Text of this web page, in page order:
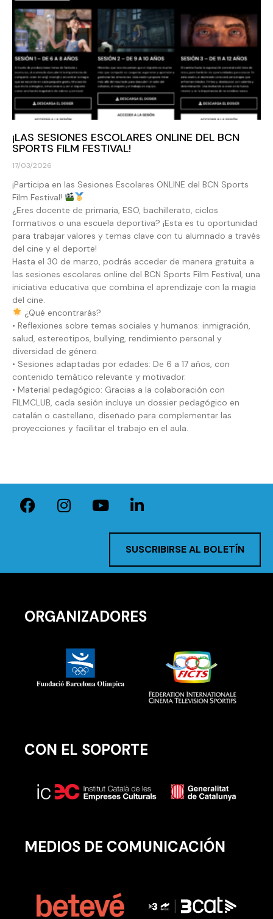
¡LAS SESIONES ESCOLARES ONLINE DEL BCN
SPORTS FILM FESTIVAL!
17/03/2026
¡Participa en las Sesiones Escolares ONLINE del BCN Sports
Film Festival!
¿Eres docente de primaria, ESO, bachillerato, ciclos
formativos o una escuela deportiva? ¡Esta es tu oportunidad
para trabajar valores y temas clave con tu alumnado a través
del cine y el deporte!
Hasta el 30 de marzo, podrás acceder de manera gratuita a
las sesiones escolares online del BCN Sports Film Festival, una
iniciativa educativa que combina el aprendizaje con la magia
del cine.
¿Qué encontrarás?
• Reflexiones sobre temas sociales y humanos: inmigración,
salud, estereotipos, bullying, rendimiento personal y
diversidad de género.
• Sesiones adaptadas por edades: De 6 a 17 años, con
contenido temático relevante y motivador.
• Material pedagógico: Gracias a la colaboración con
FILMCLUB, cada sesión incluye un dossier pedagógico en
catalán o castellano, diseñado para complementar las
proyecciones y facilitar el trabajo en el aula.
SUSCRIBIRSE AL BOLETÍN
ORGANIZADORES
CON EL SOPORTE
MEDIOS DE COMUNICACIÓN